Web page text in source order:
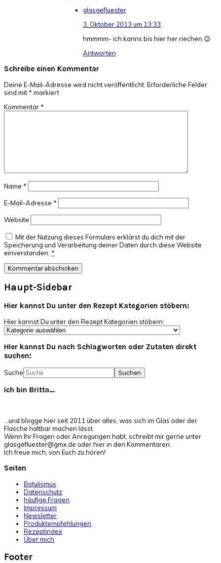
glasgefluester
3. Oktober 2013 um 13:33
hmmmm- ich kanns bis hier her riechen 😉
Antworten
Schreibe einen Kommentar
Deine E-Mail-Adresse wird nicht veröffentlicht. Erforderliche Felder
sind mit * markiert
Kommentar *
Name *
E-Mail-Adresse *
Website
Mit der Nutzung dieses Formulars erklärst du dich mit der
Speicherung und Verarbeitung deiner Daten durch diese Website
einverstanden. *
Haupt-Sidebar
Hier kannst Du unter den Rezept Kategorien stöbern:
Hier kannst Du unter den Rezept Kategorien stöbern:
HIer kannst Du nach Schlagworten oder Zutaten direkt
suchen:
Suche
Ich bin Britta…
…und blogge hier seit 2011 über alles, was sich im Glas oder der
Flasche haltbar machen lässt.
Wenn Ihr Fragen oder Anregungen habt, schreibt mir gerne unter
glasgefluester@gmx.de oder hier in den Kommentaren.
Ich freue mich, von Euch zu hören!
Seiten
Botulismus
Datenschutz
häufige Fragen
Impressum
Newsletter
Produktempfehlungen
Rezeptindex
Über mich
Footer